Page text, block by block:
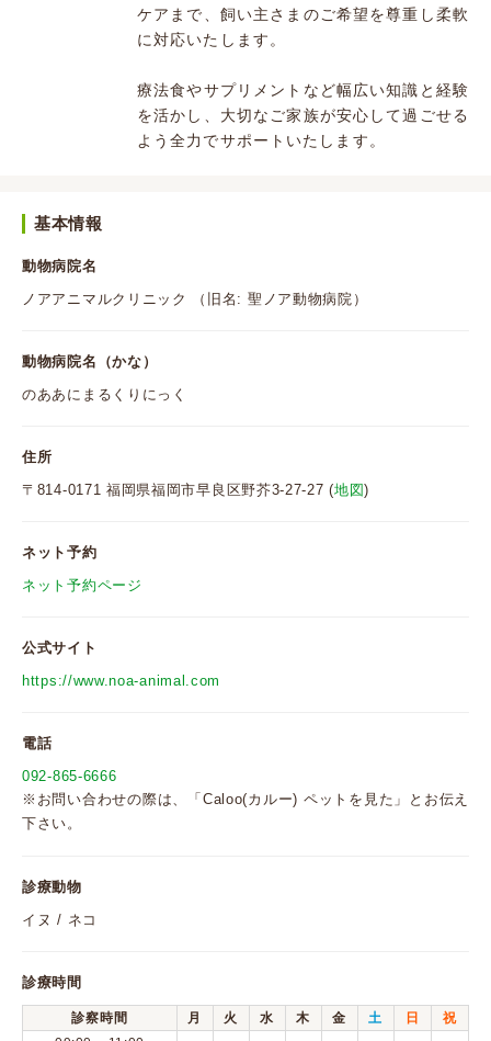
ケアまで、飼い主さまのご希望を尊重し柔軟
に対応いたします。
療法食やサプリメントなど幅広い知識と経験
を活かし、大切なご家族が安心して過ごせる
よう全力でサポートいたします。
基本情報
動物病院名
ノアアニマルクリニック （旧名: 聖ノア動物病院）
動物病院名（かな）
のああにまるくりにっく
住所
〒814-0171 福岡県福岡市早良区野芥3-27-27 (地図)
ネット予約
ネット予約ページ
公式サイト
https://www.noa-animal.com
電話
092-865-6666
※お問い合わせの際は、「Caloo(カルー) ペットを見た」とお伝え
下さい。
診療動物
イヌ / ネコ
診療時間
診察時間 月 火 水 木 金 土 日
祝